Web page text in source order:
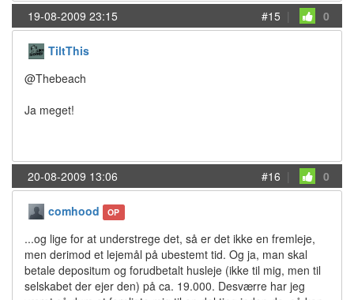
19-08-2009 23:15 #15 | 0
TiltThis
@Thebeach
Ja meget!
20-08-2009 13:06 #16 | 0
comhood OP
...og lige for at understrege det, så er det ikke en fremleje,
men derimod et lejemål på ubestemt tid. Og ja, man skal
betale depositum og forudbetalt husleje (ikke til mig, men til
selskabet der ejer den) på ca. 19.000. Desværre har jeg